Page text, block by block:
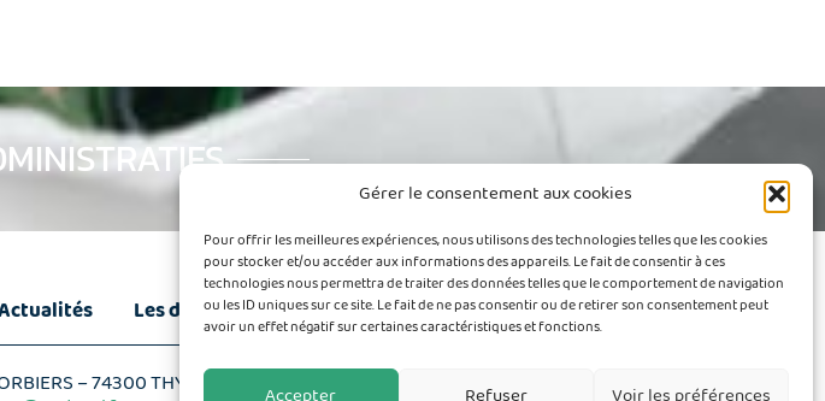
Gérer le consentement aux cookies
Pour offrir les meilleures expériences, nous utilisons des technologies telles que les cookies
pour stocker et/ou accéder aux informations des appareils. Le fait de consentir à ces
technologies nous permettra de traiter des données telles que le comportement de navigation
ou les ID uniques sur ce site. Le fait de ne pas consentir ou de retirer son consentement peut
avoir un effet négatif sur certaines caractéristiques et fonctions.
Les déchets Les eaux usées Contact
– 74300 THYEZ